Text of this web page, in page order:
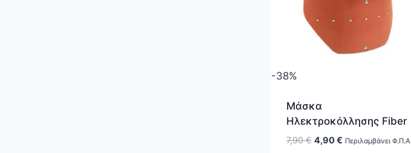
-38%
Μάσκα
Ηλεκτροκόλλησης Fiber
7,90€ Original
4,90€ΗΠεριλαμβάνει Φ.Π.Α